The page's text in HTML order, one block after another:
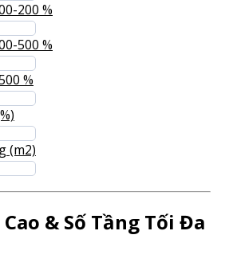
200 %
500 %
%
(m2)
& Số Tầng Tối Đa